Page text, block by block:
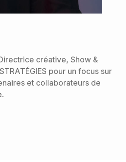
créative, Show &
pour un focus sur
et collaborateurs de